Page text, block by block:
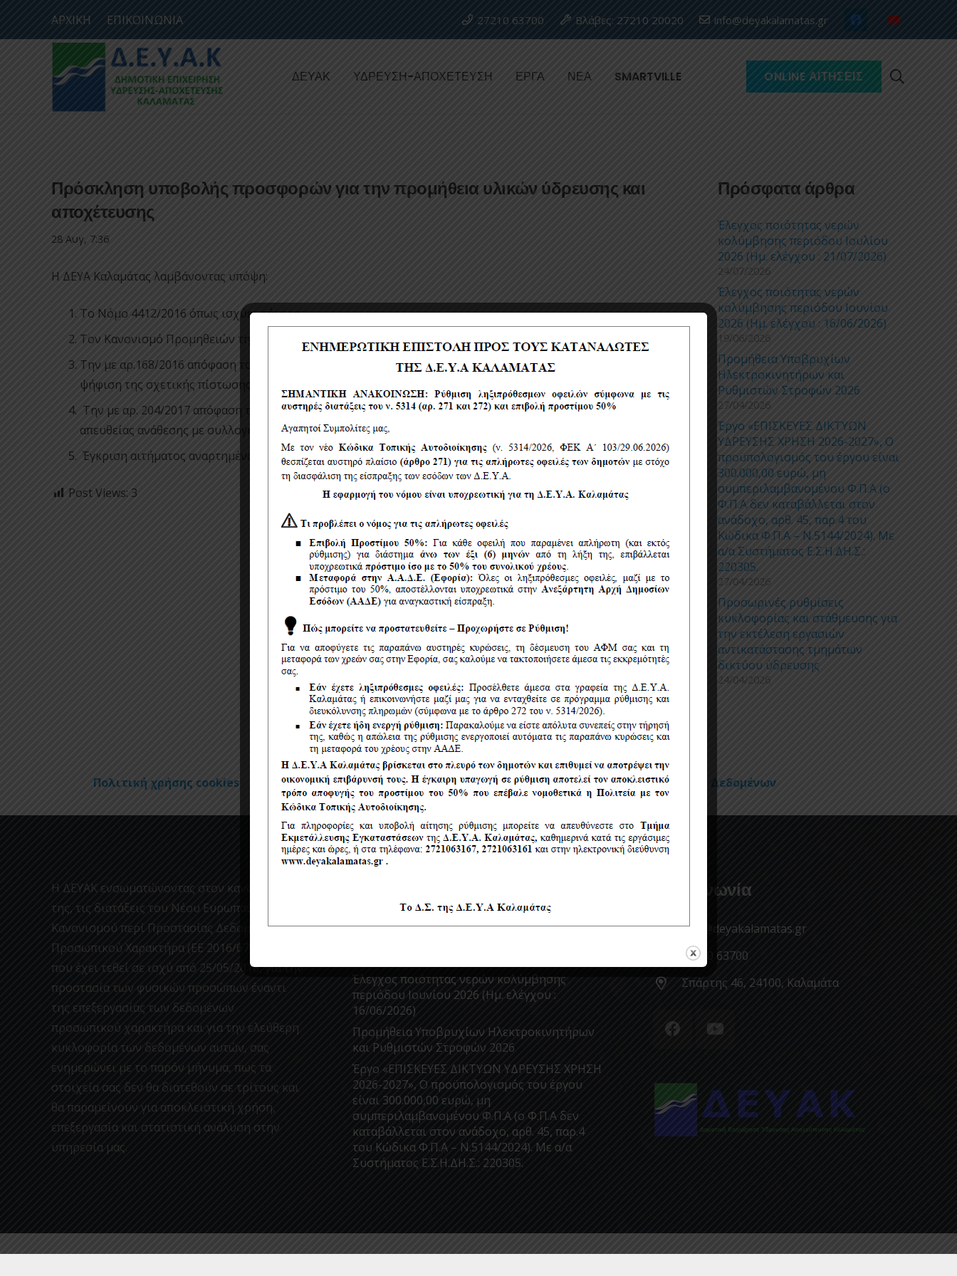
ΑΡΧΙΚΗ ΕΠΙΚΟΙΝΩΝΙΑ 27210 63700 Βλάβες: 27210 20020 info@deyakalamatas.gr
ΔΕΥΑΚ ΥΔΡΕΥΣΗ-ΑΠΟΧΕΤΕΥΣΗ ΕΡΓΑ ΝΕΑ SMARTVILLE ONLINE ΑΙΤΉΣΕΙΣ
Πρόσκληση υποβολής προσφορών για την προμήθεια υλικών ύδρευσης και
αποχέτευσης
28 Αυγ, 7:36
Η ΔΕΥΑ Καλαμάτας λαμβάνοντας υπόψη:
Το Νόμο 4412/2016 όπως ισχύει σήμερα.
Τον Κανονισμό Προμηθειών της ΔΕΥΑΚ.
Την με αρ.168/2016 απόφαση του Δ.Σ της ΔΕΥΑ Καλαμάτας έγκρισης προϋπολογισμού έτους 2017 για την
ψήφιση της σχετικής πίστωσης .
Την με αρ. 204/2017 απόφαση του Δ.Σ της ΔΕΥΑ Καλαμάτας έγκρισης διεξαγωγής διαγωνισμού με τη διαδικασία
απευθείας ανάθεσης με συλλογή προσφορών με ΑΔΑ: ΩΠ8ΙΟΡ0Χ-ΔΔ7 και ΑΔΑΜ: 17REQ002324549.
Έγκριση αιτήματος αναρτημένου στο ΚΗΜΔΗΣ με ΑΔΑΜ: 17REQ002324549.
Post Views: 3
Πρόσφατα άρθρα
Έλεγχος ποιότητας νερών
κολύμβησης περιόδου Ιουλίου
2026 (Ημ. ελέγχου : 21/07/2026)
24/07/2026
Έλεγχος ποιότητας νερών
κολύμβησης περιόδου Ιουνίου
2026 (Ημ. ελέγχου : 16/06/2026)
19/06/2026
Προμήθεια Υποβρυχίων
Ηλεκτροκινητήρων και
Ρυθμιστών Στροφών 2026
27/04/2026
Έργο «ΕΠΙΣΚΕΥΕΣ ΔΙΚΤΥΩΝ
ΥΔΡΕΥΣΗΣ ΧΡΗΣΗ 2026-2027», Ο
προϋπολογισμός του έργου είναι
300.000,00 ευρώ, μη
συμπεριλαμβανομένου Φ.Π.Α (ο
Φ.Π.Α δεν καταβάλλεται στον
ανάδοχο, αρθ. 45, παρ.4 του
Κώδικα Φ.Π.Α – Ν.5144/2024). Με
α/α Συστήματος Ε.Σ.Η.ΔΗ.Σ.:
220305.
27/04/2026
Προσωρινές ρυθμίσεις
κυκλοφορίας και στάθμευσης για
την εκτέλεση εργασιών
αντικατάστασης τμημάτων
δικτύου ύδρευσης
24/04/2026
Πολιτική χρήσης cookies Όροι χρήσης Πολιτική Προστασίας Προσωπικών Δεδομένων
Η ΔΕΥΑΚ ενσωματώνοντας στον κανονισμο
της, τις διατάξεις του Νέου Ευρωπαϊκού
Κανονισμού περί Προστασίας Δεδομένων
Προσωπικού Χαρακτήρα (ΕΕ 2016/679) (GDPR)
που έχει τεθεί σε ισχύ από 25/05/2018, για την
προστασία των φυσικών προσώπων έναντι
της επεξεργασίας των δεδομένων
προσωπικού χαρακτήρα και για την ελεύθερη
κυκλοφορία των δεδομένων αυτών, σας
ενημερώνει με το παρόν μήνυμα, πως τα
στοιχεία σας δεν θα διατεθούν σε τρίτους και
θα παραμείνουν για αποκλειστική χρήση,
επεξεργασία και στατιστική ανάλυση στην
υπηρεσία μας.
Έλεγχος ποιότητας νερών κολύμβησης
Έλεγχος ποιότητας νερών κολύμβησης
περιόδου Ιουνίου 2026 (Ημ. ελέγχου :
16/06/2026)
Προμήθεια Υποβρυχίων Ηλεκτροκινητήρων
και Ρυθμιστών Στροφών 2026
Έργο «ΕΠΙΣΚΕΥΕΣ ΔΙΚΤΥΩΝ ΥΔΡΕΥΣΗΣ ΧΡΗΣΗ
2026-2027», Ο προϋπολογισμός του έργου
είναι 300.000,00 ευρώ, μη
συμπεριλαμβανομένου Φ.Π.Α (ο Φ.Π.Α δεν
καταβάλλεται στον ανάδοχο, αρθ. 45, παρ.4
του Κώδικα Φ.Π.Α – Ν.5144/2024). Με α/α
Συστήματος Ε.Σ.Η.ΔΗ.Σ.: 220305.
Επικοινωνία
info@deyakalamatas.gr
27210 63700
Σπάρτης 46, 24100, Καλαμάτα